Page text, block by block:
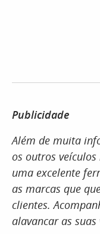
Publicidade
Além de muita
os outros
uma excelente
as marcas que
clientes.
alavancar as suas